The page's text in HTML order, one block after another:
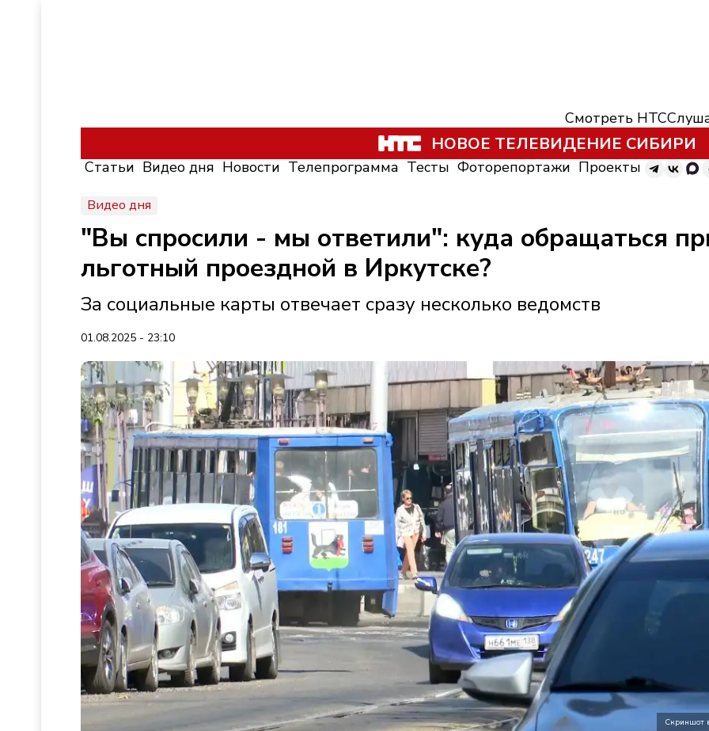
Смотреть НТС
НОВОЕ ТЕЛЕВИДЕНИЕ СИБИРИ
Статьи Видео дня Новости Телепрограмма Тесты Фоторепортажи Проекты
Видео дня
"Вы спросили - мы ответили": куда обращаться
льготный проездной в Иркутске?
За социальные карты отвечает сразу несколько ведомств
01.08.2025 - 23:10
Скриншот